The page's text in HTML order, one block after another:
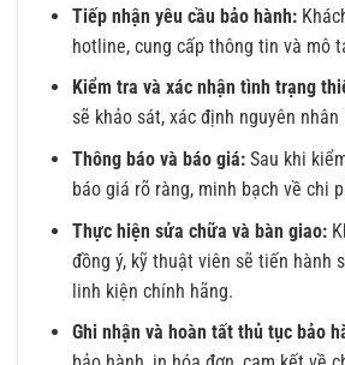
Tiếp nhận yêu cầu bảo hành:
hotline, cung cấp thông tin và mô
Kiểm tra và xác nhận tình trạng
sẽ khảo sát, xác định nguyên nhân
Thông báo và báo giá:Sau khi
báo giá rõ ràng, minh bạch về chi
Thực hiện sửa chữa và bàn giao:
đồng ý, kỹ thuật viên sẽ tiến hành
linh kiện chính hãng.
Ghi nhận và hoàn tất thủ tục bảo